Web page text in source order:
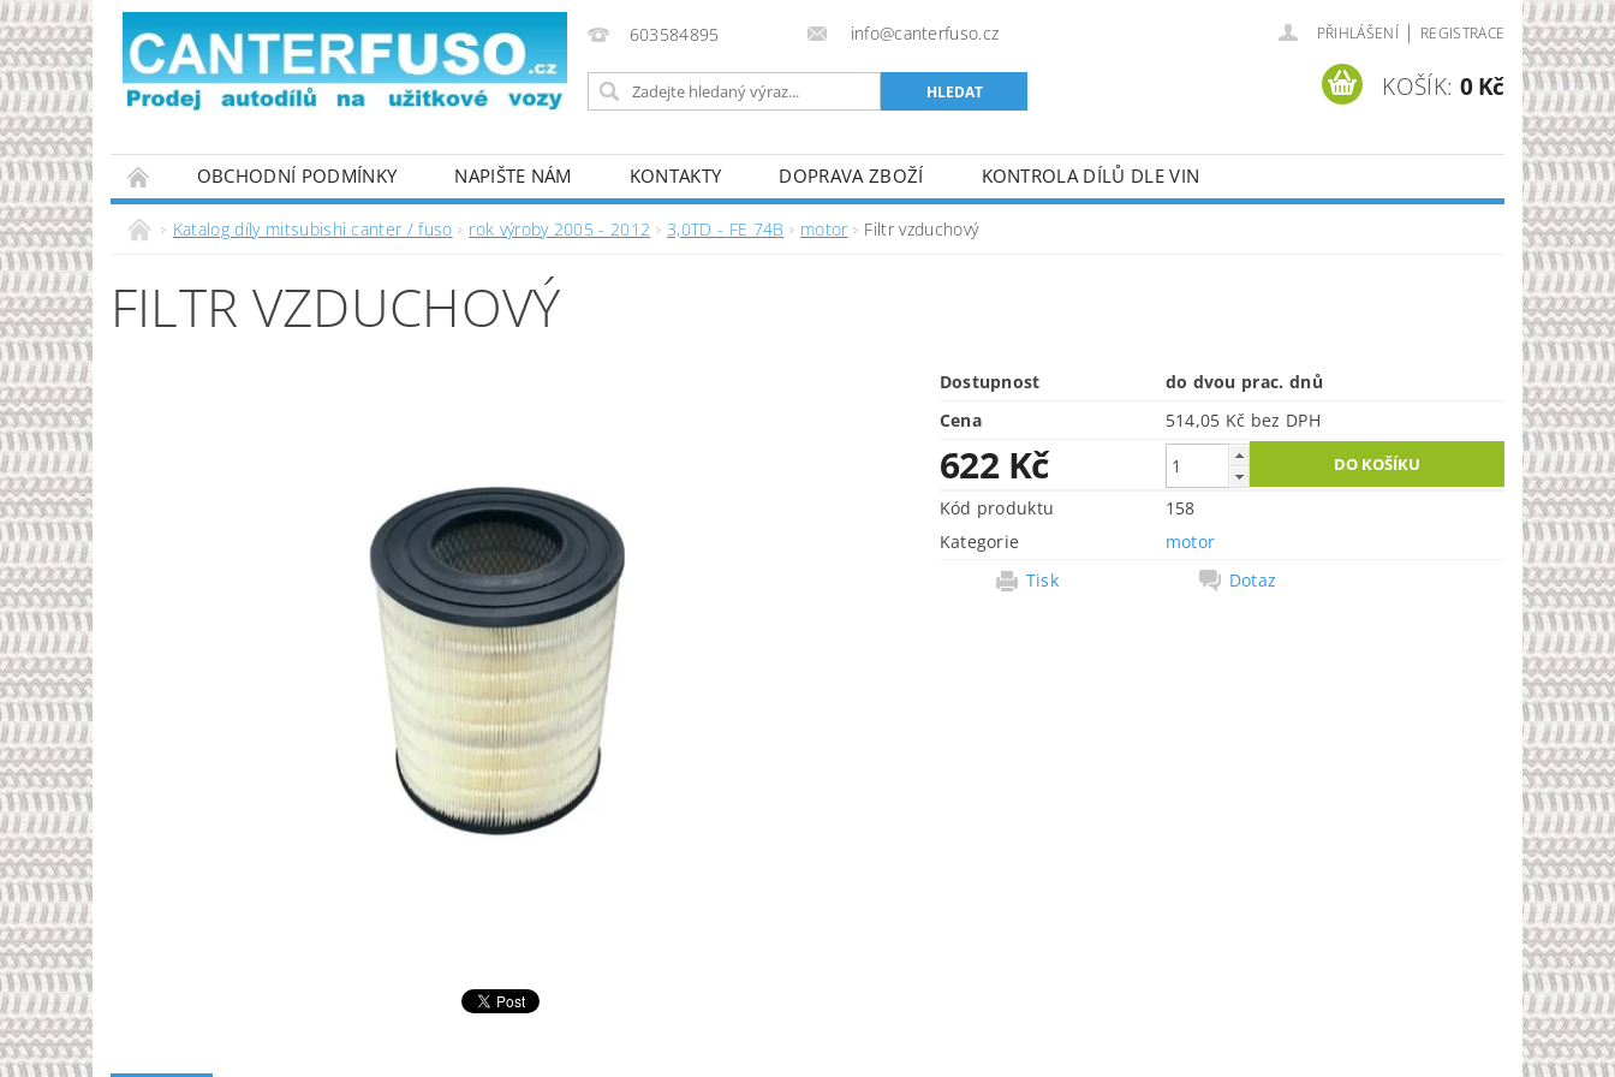
603584895 info@canterfuso.cz PŘIHLÁŠENÍ | REGISTRACE
KOŠÍK: 0 Kč
OBCHODNÍ PODMÍNKY NAPIŠTE NÁM KONTAKTY DOPRAVA ZBOŽÍ
KONTROLA DÍLŮ DLE VIN
PODMÍNKY OCHRANY OSOBNÍCH ÚDAJŮ
Katalog díly mitsubishi canter / fuso rok výroby 2005 - 2012 3,0TD - FE 74B motor Filtr vzduchový
FILTR VZDUCHOVÝ
Dostupnost
do dvou prac. dnů
Cena
514,05 Kč bez DPH
622 Kč
Kód produktu
158
Kategorie
motor
Tisk
Dotaz